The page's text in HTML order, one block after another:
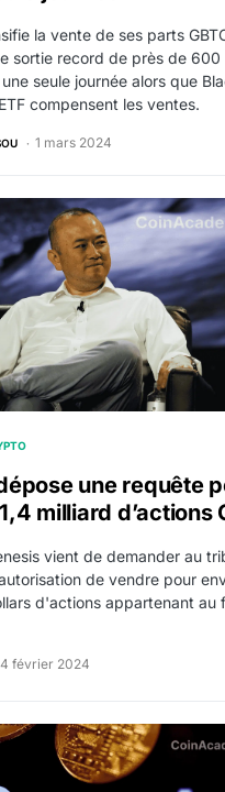
la vente de ses parts
sortie record de près de 600
seule journée alors que
compensent les ventes.
1 mars 2024
une requête pour
une requête
milliard d’actions
vient de demander au
de vendre pour
d'actions appartenant au
4 février 2024
la propriété de DCG